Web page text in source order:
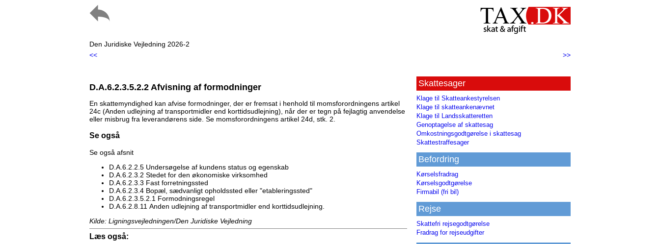
Den Juridiske Vejledning 2026-2
<<
>>
D.A.6.2.3.5.2.2 Afvisning af formodninger
En skattemyndighed kan afvise formodninger, der er fremsat i henhold til momsforordningens artikel
24c (Anden udlejning af transportmidler end korttidsudlejning), når der er tegn på fejlagtig anvendelse
eller misbrug fra leverandørens side. Se momsforordningens artikel 24d, stk. 2.
Se også
Se også afsnit
D.A.6.2.2.5 Undersøgelse af kundens status og egenskab
D.A.6.2.3.2 Stedet for den økonomiske virksomhed
D.A.6.2.3.3 Fast forretningssted
D.A.6.2.3.4 Bopæl, sædvanligt opholdssted eller "etableringssted"
D.A.6.2.3.5.2.1 Formodningsregel
D.A.6.2.8.11 Anden udlejning af transportmidler end korttidsudlejning.
Kilde: Ligningsvejledningen/Den Juridiske Vejledning
Læs også:
Skattesager
Klage til Skatteankestyrelsen
Klage til skatteankenævnet
Klage til Landsskatteretten
Genoptagelse af skattesag
Omkostningsgodtgørelse i skattesag
Skattestraffesager
Befordring
Kørselsfradrag
Kørselsgodtgørelse
Firmabil (fri bil)
Rejse
Skattefri rejsegodtgørelse
Fradrag for rejseudgifter